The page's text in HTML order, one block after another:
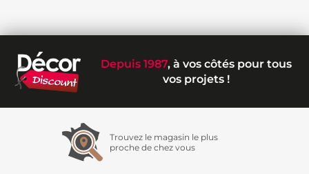
Depuis 1987, à vos côtés pour tous
vos projets !
Trouvez le magasin le plus
proche de chez vous